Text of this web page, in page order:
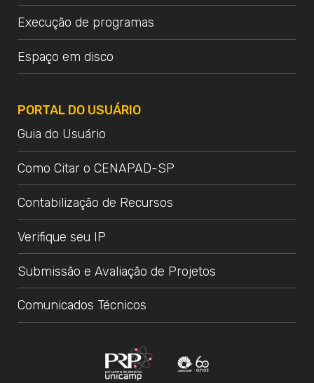
Execução de programas
Espaço em disco
PORTAL DO USUÁRIO
Guia do Usuário
Como Citar o CENAPAD-SP
Contabilização de Recursos
Verifique seu IP
Submissão e Avaliação de Projetos
Comunicados Técnicos